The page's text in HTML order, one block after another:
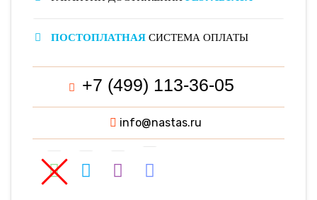
ПОСТОПЛАТНАЯ СИСТЕМА ОПЛАТЫ
+7 (499) 113-36-05
info@nastas.ru